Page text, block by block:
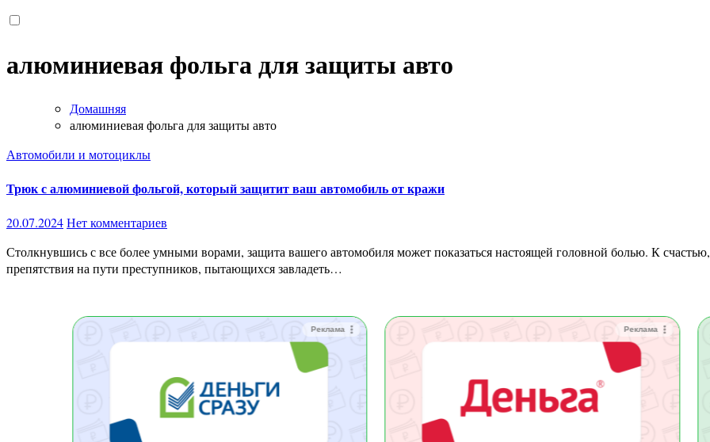
алюминиевая фольга для защиты авто
Домашняя
алюминиевая фольга для защиты авто
Автомобили и мотоциклы
Трюк с алюминиевой фольгой, который защитит ваш автомобиль от кражи
20.07.2024Нет комментариев
Столкнувшись с все более умными ворами, защита вашего автомобиля может показаться настоящей головной болью. К счастью, есть простой, умный и удобный трюк, который поставит
препятствия на пути преступников, пытающихся завладеть…
Реклама Реклама